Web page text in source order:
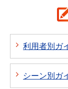
利用者別ガ
シーン別ガ